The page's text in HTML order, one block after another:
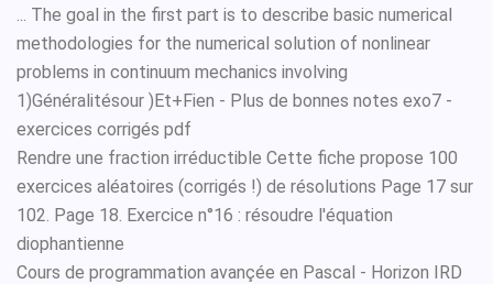
... The goal in the first part is to describe basic numerical
methodologies for the numerical solution of nonlinear
problems in continuum mechanics involving
1)Généralitésour )Et+Fien - Plus de bonnes notes exo7 -
exercices corrigés pdf
Rendre une fraction irréductible Cette fiche propose 100
exercices aléatoires (corrigés !) de résolutions Page 17 sur
102. Page 18. Exercice n°16 : résoudre l'équation
diophantienne
Cours de programmation avançée en Pascal - Horizon IRD